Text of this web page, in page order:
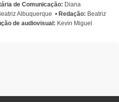
de Comunicação: Diana
Albuquerque • Redação: Beatriz
de audiovisual: Kevin Miguel